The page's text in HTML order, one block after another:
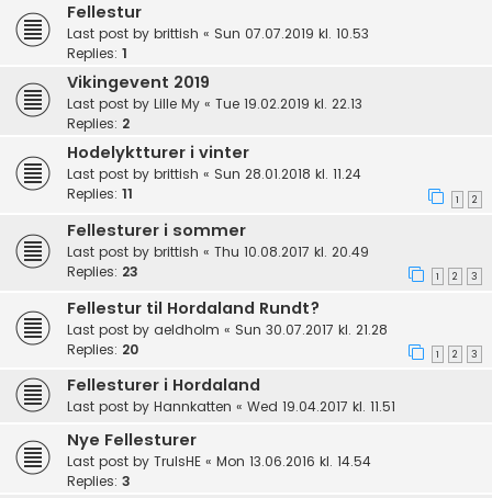
Fellestur
Last post by brittish « Sun 07.07.2019 kl. 10.53
Replies: 1
Vikingevent 2019
Last post by Lille My « Tue 19.02.2019 kl. 22.13
Replies: 2
Hodelyktturer i vinter
Last post by brittish « Sun 28.01.2018 kl. 11.24
Replies: 11 1 2
Fellesturer i sommer
Last post by brittish « Thu 10.08.2017 kl. 20.49
Replies: 23 1 2 3
Fellestur til Hordaland Rundt?
Last post by aeldholm « Sun 30.07.2017 kl. 21.28
Replies: 20 1 2 3
Fellesturer i Hordaland
Last post by Hannkatten « Wed 19.04.2017 kl. 11.51
Nye Fellesturer
Last post by TrulsHE « Mon 13.06.2016 kl. 14.54
Replies: 3